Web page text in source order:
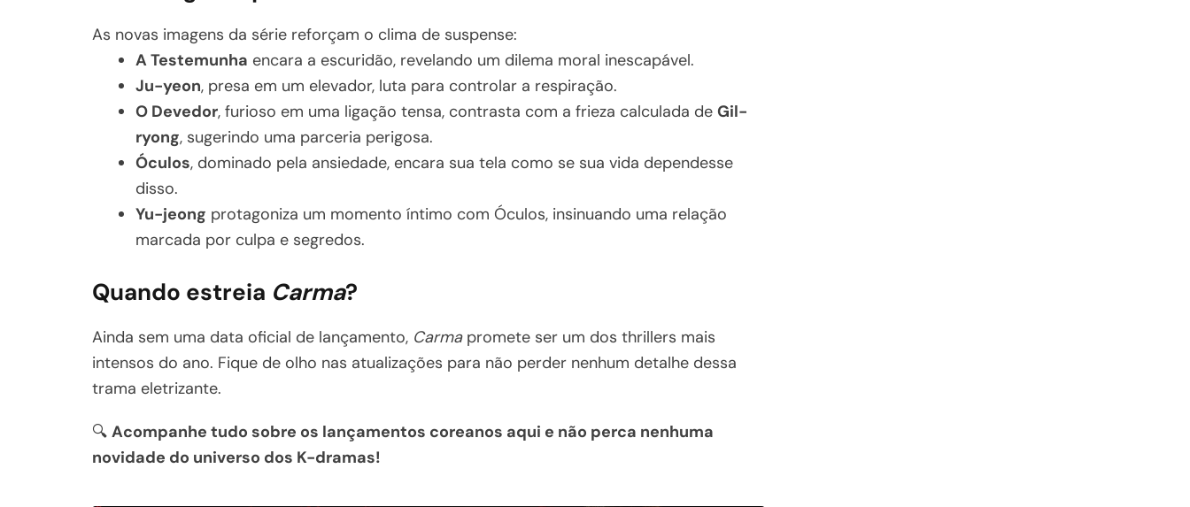
As novas imagens da série reforçam o clima de suspense:
A Testemunha encara a escuridão, revelando um dilema moral inescapável.
Ju-yeon, presa em um elevador, luta para controlar a respiração.
O Devedor, furioso em uma ligação tensa, contrasta com a frieza calculada de Gil-
ryong, sugerindo uma parceria perigosa.
Óculos, dominado pela ansiedade, encara sua tela como se sua vida dependesse
disso.
Yu-jeong protagoniza um momento íntimo com Óculos, insinuando uma relação
marcada por culpa e segredos.
Quando estreia Carma?
Ainda sem uma data oficial de lançamento, Carmapromete ser um dos thrillers mais
intensos do ano. Fique de olho nas atualizações para não perder nenhum detalhe dessa
trama eletrizante.
🔍 Acompanhe tudo sobre os lançamentos coreanos aqui e não perca nenhuma
novidade do universo dos K-dramas!